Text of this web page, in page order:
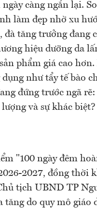
càng ngắn lại.
làm đẹp nhờ xu
đà tăng trưởng đang
hiệu dưỡng da
phẩm giá cao
như tẩy tế bào
đứng trước ngã
và sự khác biệt?
"100 ngày đêm
2027, đồng thời
tịch UBND TP
do quy mô giáo